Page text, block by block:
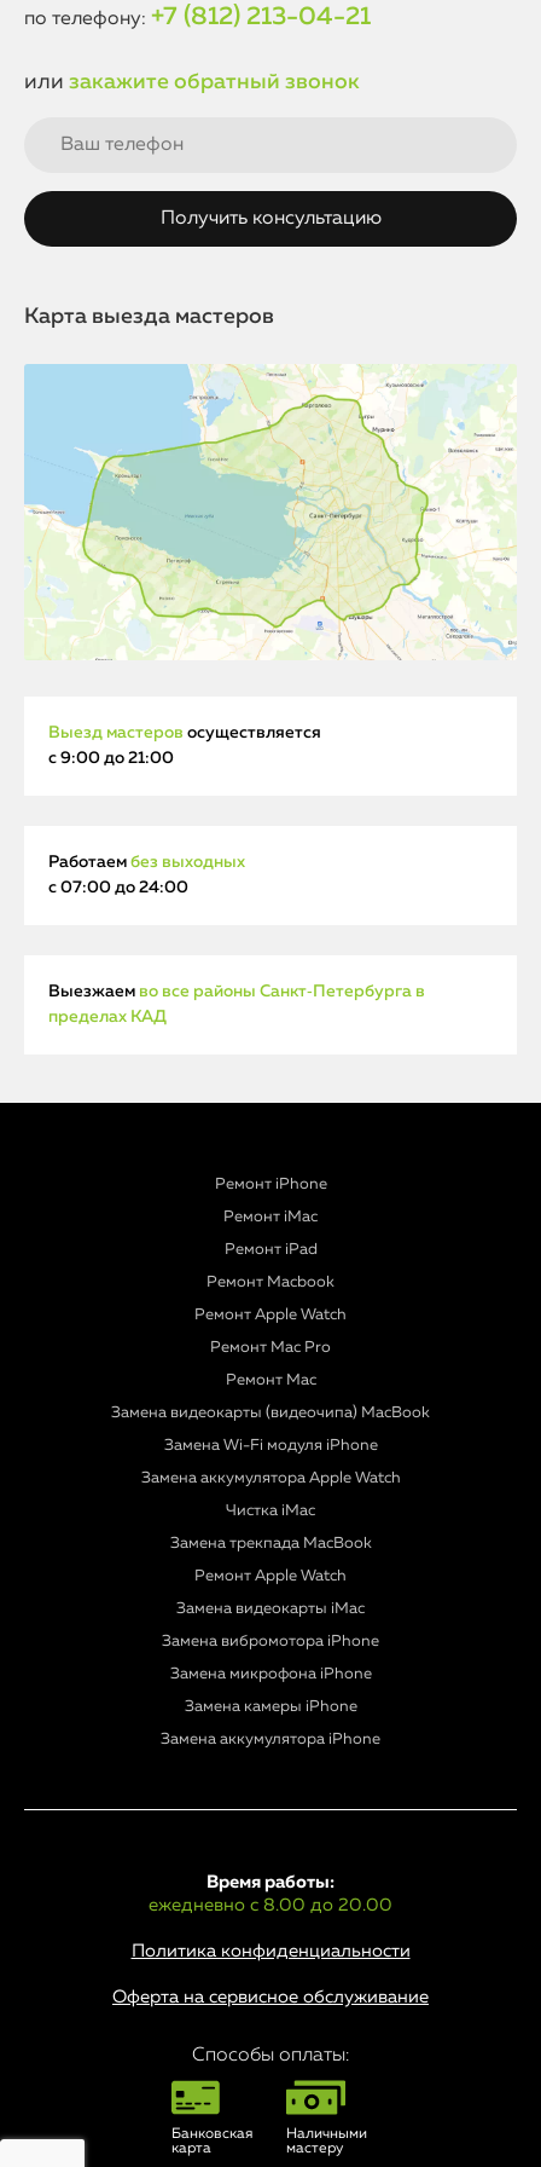
по телефону: +7 (812) 213-04-21
или закажите обратный звонок
Карта выезда мастеров
Выезд мастеров осуществляется
с 9:00 до 21:00
Работаем без выходных
с 07:00 до 24:00
Выезжаем во все районы Санкт‑Петербурга в
пределах КАД
Ремонт iPhone
Ремонт iMac
Ремонт iPad
Ремонт Macbook
Ремонт Apple Watch
Ремонт Mac Pro
Ремонт Mac
Замена видеокарты (видеочипа) MacBook
Замена Wi-Fi модуля iPhone
Замена аккумулятора Apple Watch
Чистка iMac
Замена трекпада MacBook
Ремонт Apple Watch
Замена видеокарты iMac
Замена вибромотора iPhone
Замена микрофона iPhone
Замена камеры iPhone
Замена аккумулятора iPhone
Политика конфиденциальности
Время работы:
ежедневно с 8.00 до 20.00
Оферта на сервисное обслуживание
Способы оплаты:
Банковская
карта
Наличными
мастеру